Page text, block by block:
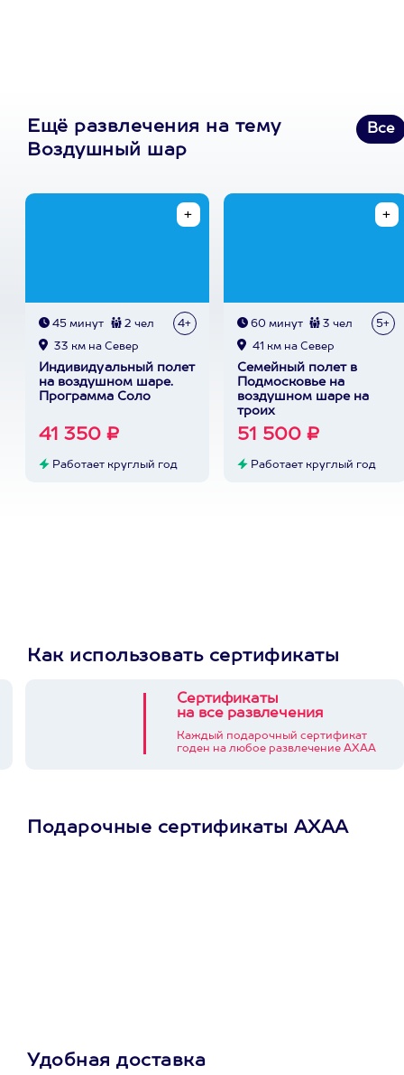
Ещё развлечения на тему
Воздушный шар
Все
45 минут 2 чел 4+
33 км на Север
Индивидуальный полет
на воздушном шаре.
Программа Соло
41 350 ₽
Работает круглый год
60 минут 3 чел 5+
41 км на Север
Семейный полет в
Подмосковье на
воздушном шаре на
троих
51 500 ₽
Работает круглый год
Как использовать сертификаты
Сертификаты
на все развлечения
Каждый подарочный сертификат
годен на любое развлечение АХАА
Подарочные сертификаты АХАА
Удобная доставка